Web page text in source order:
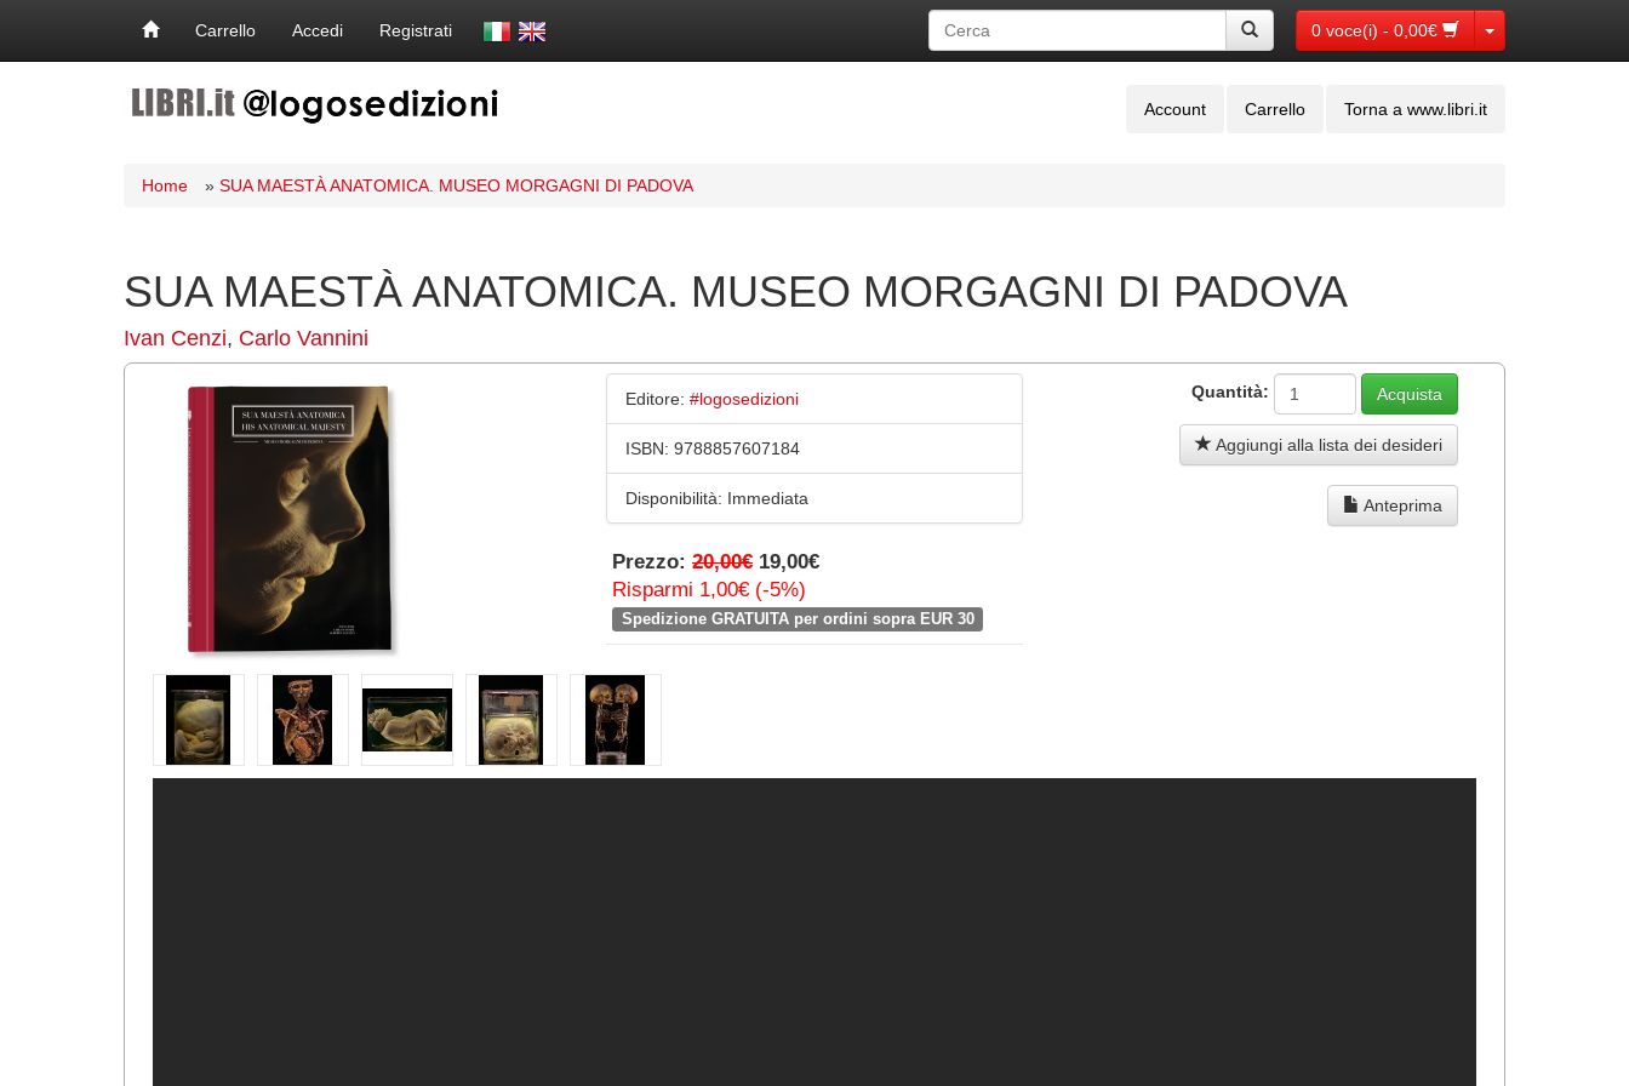
0 voce(i) - 0,00€ Toggle Dropdown
Carrello Accedi Registrati
Account Carrello Torna a www.libri.it
Home » SUA MAESTÀ ANATOMICA. MUSEO MORGAGNI DI PADOVA
SUA MAESTÀ ANATOMICA. MUSEO MORGAGNI DI PADOVA
Ivan Cenzi, Carlo Vannini
Editore: #logosedizioni
ISBN: 9788857607184
Disponibilità: Immediata
Prezzo: 20,00€ 19,00€
Risparmi 1,00€ (-5%)
Spedizione GRATUITA per ordini sopra EUR 30
Quantità:
Aggiungi alla lista dei desideri
Anteprima